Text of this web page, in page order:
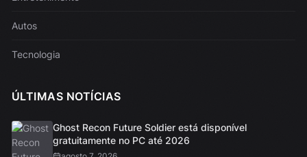
Autos
Tecnologia
ÚLTIMAS NOTÍCIAS
Ghost Recon Future Soldier está disponível
gratuitamente no PC até 2026